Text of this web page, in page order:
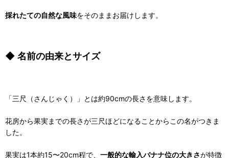
採れたての自然な風味をそのままお届けします。
◆ 名前の由来とサイズ
「三尺（さんじゃく）」とは約90cmの長さを意味します。
花房から果実までの長さが三尺ほどになることからこの名がつきま
した。
果実は1本約15〜20cm程で、 一般的な輸入バナナ位の大きさが特徴